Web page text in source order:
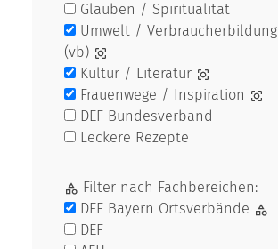
Glauben / Spiritualität
Umwelt / Verbraucherbildung
(vb)
Kultur / Literatur
Frauenwege / Inspiration
DEF Bundesverband
Leckere Rezepte
Filter nach Fachbereichen:
DEF Bayern Ortsverbände
DEF